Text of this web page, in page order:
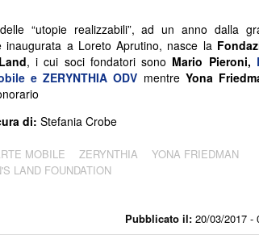
Pubblicato il: 20/03/2017 -
“utopie realizzabili”, ad un anno dalla
inaugurata a Loreto Aprutino, nasce la
, i cui soci fondatori sono Mario Pieroni,
e ZERYNTHIA ODV mentre Yona
di: Stefania Crobe
MOBILE ZERYNTHIA
YONA FRIEDMAN
LAND FOUNDATION